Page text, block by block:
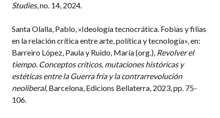
Studies, no. 14, 2024.
Santa Olalla, Pablo, «Ideología tecnocrática. Fobias y filias
en la relación crítica entre arte, política y tecnología», en:
Barreiro López, Paula y Ruido, María (org.), Revolver el
tiempo. Conceptos críticos, mutaciones históricas y
estéticas entre la Guerra fría y la contrarrevolución
neoliberal, Barcelona, Edicions Bellaterra, 2023, pp. 75-
106.